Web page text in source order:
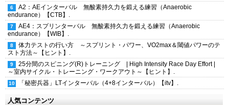
A2：AEインターバル 無酸素持久力を鍛える練習（Anaerobic
endurance）【CTB】.
AE4：スプリンターバル 無酸素持久力を鍛える練習（Anaerobic
endurance）【WIB】.
体力テストの行い方 ～スプリント・パワー、VO2max＆閾値パワーのテ
スト方法～【ヒント】.
25分間のスピニング(R)トレーニング | High Intensity Race Day Effort |
～室内サイクル・トレーニング・ワークアウト～【ヒント】.
「秘密兵器」LTインターバル（4+8インターバル）【itv】.
人気コンテンツ